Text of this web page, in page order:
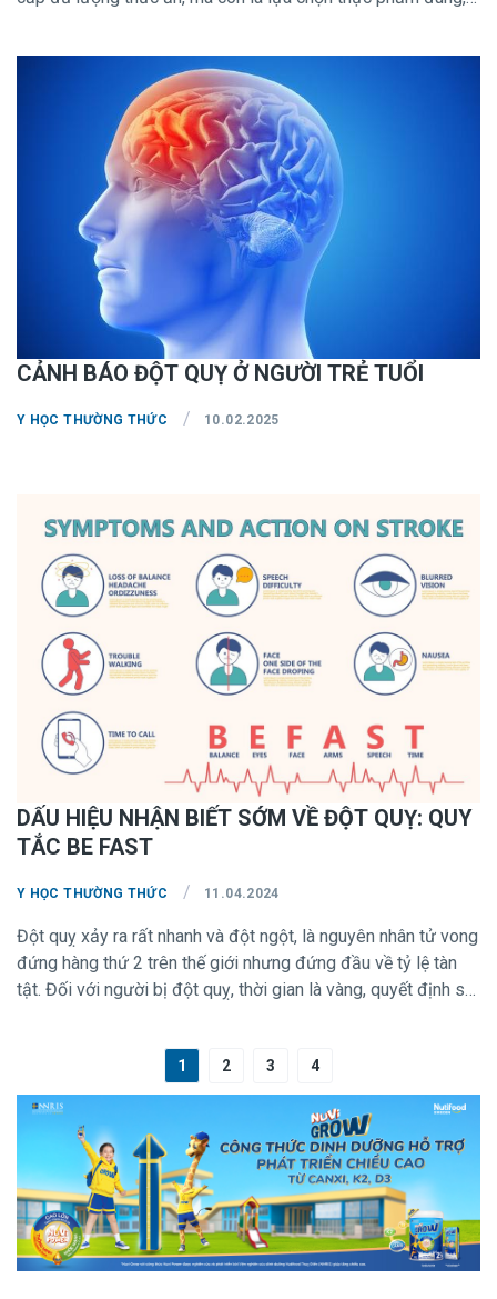
CẢNH BÁO ĐỘT QUỴ Ở NGƯỜI TRẺ TUỔI
Y HỌC THƯỜNG THỨC / 10.02.2025
DẤU HIỆU NHẬN BIẾT SỚM VỀ ĐỘT QUỴ: QUY
TẮC BE FAST
Y HỌC THƯỜNG THỨC / 11.04.2024
Đột quỵ xảy ra rất nhanh và đột ngột, là nguyên nhân tử vong
đứng hàng thứ 2 trên thế giới nhưng đứng đầu về tỷ lệ tàn
tật. Đối với người bị đột quỵ, thời gian là vàng, quyết định sự
người nhà bệnh nhân cần phải nắm rõ dấu hiệu để nhận biết
1 2 3 4